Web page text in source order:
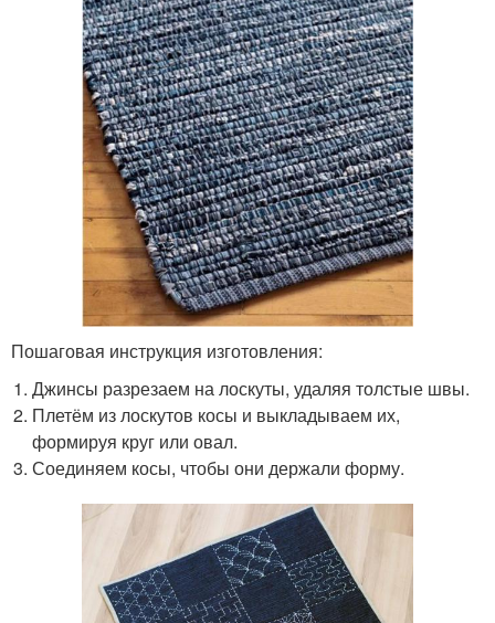
Пошаговая инструкция изготовления:
Джинсы разрезаем на лоскуты, удаляя толстые швы.
Плетём из лоскутов косы и выкладываем их,
формируя круг или овал.
Соединяем косы, чтобы они держали форму.